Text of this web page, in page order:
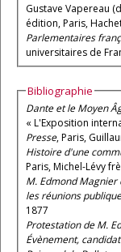
Gustave Vapereau
édition, Paris,
Parlementaires
universitaires de
Bibliographie
Dante et le Moyen
Presse, Paris,
Histoire d'une
Paris, Michel-Lévy
M. Edmond
les réunions
1877
Protestation de M.
Évènement,